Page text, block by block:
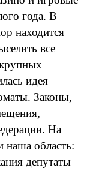
года. В
находится
все
идея
Законы,
На
наша область:
депутаты